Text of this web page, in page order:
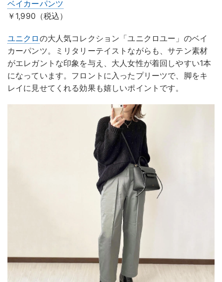
ベイカーパンツ
￥1,990（税込）
ユニクロ の大人気コレクション「ユニクロユー」のベイ
カーパンツ。ミリタリーテイストながらも、サテン素材
がエレガントな印象を与え、大人女性が着回しやすい1本
になっています。フロントに入ったプリーツで、脚をキ
レイに見せてくれる効果も嬉しいポイントです。